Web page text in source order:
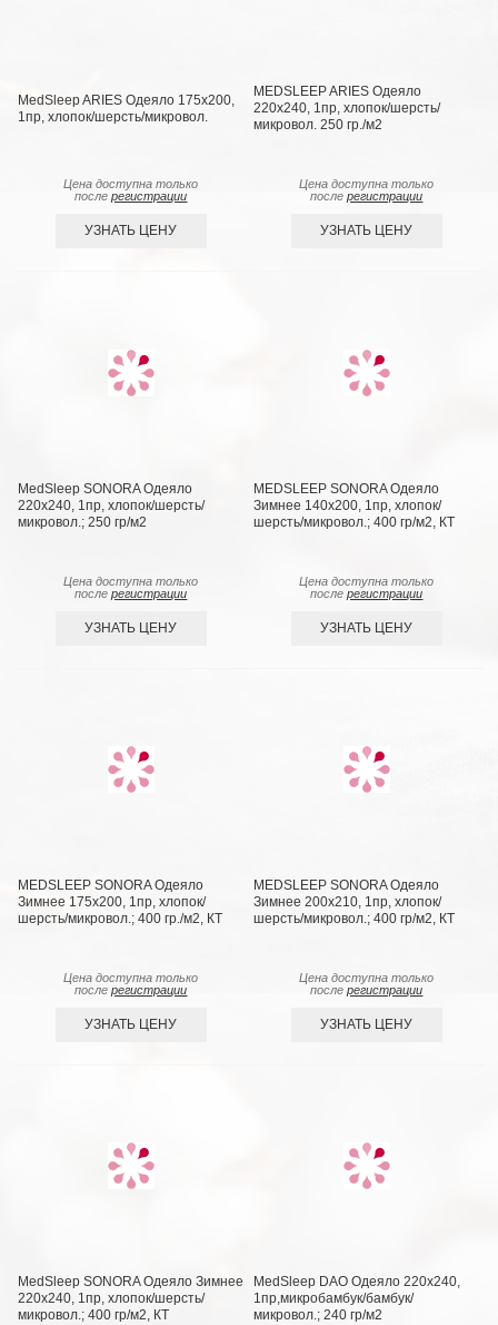
MedSleep ARIES Одеяло 175х200,
1пр, хлопок/шерсть/микровол.
Цена доступна только
послерегистрации
УЗНАТЬ ЦЕНУ
MEDSLEEP ARIES Одеяло
220х240, 1пр, хлопок/шерсть/
микровол. 250 гр./м2
Цена доступна только
послерегистрации
УЗНАТЬ ЦЕНУ
MedSleep SONORA Одеяло
220х240, 1пр, хлопок/шерсть/
микровол.; 250 гр/м2
Цена доступна только
послерегистрации
УЗНАТЬ ЦЕНУ
MEDSLEEP SONORA Одеяло
Зимнее 140х200, 1пр, хлопок/
шерсть/микровол.; 400 гр/м2, КТ
Цена доступна только
послерегистрации
УЗНАТЬ ЦЕНУ
MEDSLEEP SONORA Одеяло
Зимнее 175х200, 1пр, хлопок/
шерсть/микровол.; 400 гр./м2, КТ
Цена доступна только
послерегистрации
УЗНАТЬ ЦЕНУ
MEDSLEEP SONORA Одеяло
Зимнее 200х210, 1пр, хлопок/
шерсть/микровол.; 400 гр/м2, КТ
Цена доступна только
послерегистрации
УЗНАТЬ ЦЕНУ
MedSleep SONORA Одеяло Зимнее
220х240, 1пр, хлопок/шерсть/
микровол.; 400 гр/м2, КТ
MedSleep DAO Одеяло 220х240,
1пр,микробамбук/бамбук/
микровол.; 240 гр/м2